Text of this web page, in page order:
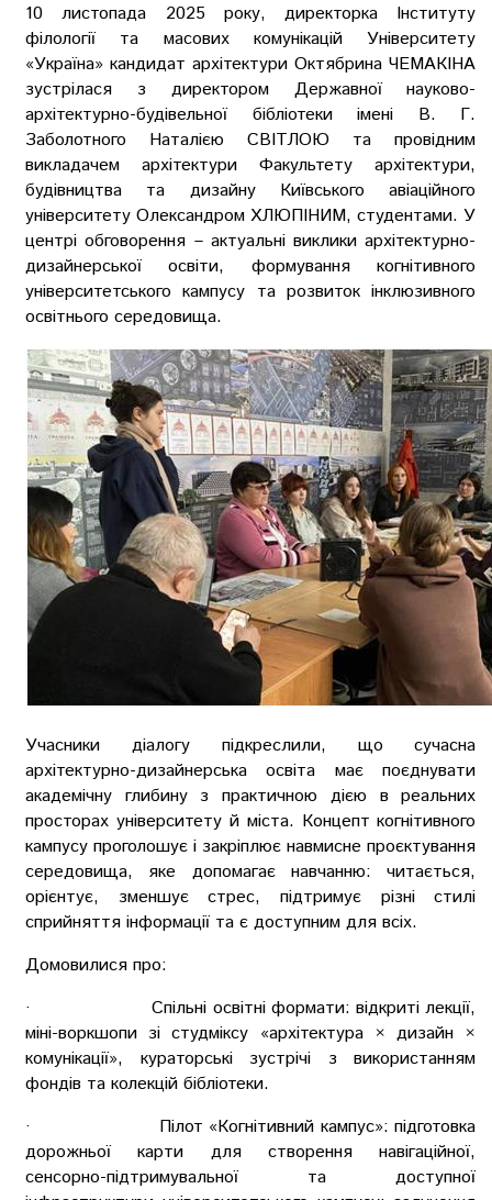
10 листопада 2025 року, директорка Інституту
філології та масових комунікацій Університету
«Україна» кандидат архітектури Октябрина ЧЕМАКІНА
зустрілася з директором Державної науково-
архітектурно-будівельної бібліотеки імені В. Г.
Заболотного Наталією СВІТЛОЮ та провідним
викладачем архітектури Факультету архітектури,
будівництва та дизайну Київського авіаційного
університету Олександром ХЛЮПІНИМ, студентами. У
центрі обговорення – актуальні виклики архітектурно-
дизайнерської освіти, формування когнітивного
університетського кампусу та розвиток інклюзивного
освітнього середовища.
Учасники діалогу підкреслили, що сучасна
архітектурно-дизайнерська освіта має поєднувати
академічну глибину з практичною дією в реальних
просторах університету й міста. Концепт когнітивного
кампусу проголошує і закріплює навмисне проєктування
середовища, яке допомагає навчанню: читається,
орієнтує, зменшує стрес, підтримує різні стилі
сприйняття інформації та є доступним для всіх.
Домовилися про:
· Спільні освітні формати: відкриті лекції,
міні-воркшопи зі студміксу «архітектура × дизайн ×
комунікації», кураторські зустрічі з використанням
фондів та колекцій бібліотеки.
· Пілот «Когнітивний кампус»: підготовка
дорожньої карти для створення навігаційної,
сенсорно-підтримувальної та доступної